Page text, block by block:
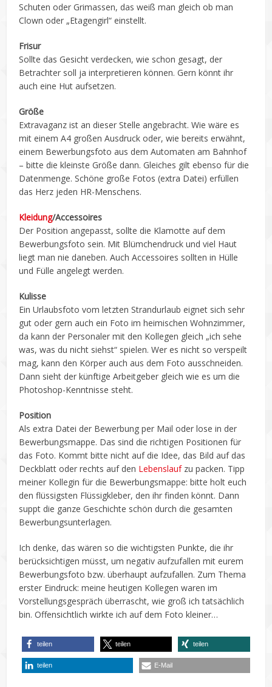
Schuten oder Grimassen, das weiß man gleich ob man
Clown oder „Etagengirl“ einstellt.
Frisur
Sollte das Gesicht verdecken, wie schon gesagt, der
Betrachter soll ja interpretieren können. Gern könnt ihr
auch eine Hut aufsetzen.
Größe
Extravaganz ist an dieser Stelle angebracht. Wie wäre es
mit einem A4 großen Ausdruck oder, wie bereits erwähnt,
einem Bewerbungsfoto aus dem Automaten am Bahnhof
– bitte die kleinste Größe dann. Gleiches gilt ebenso für die
Datenmenge. Schöne große Fotos (extra Datei) erfüllen
das Herz jeden HR-Menschens.
Kleidung/Accessoires
Der Position angepasst, sollte die Klamotte auf dem
Bewerbungsfoto sein. Mit Blümchendruck und viel Haut
liegt man nie daneben. Auch Accessoires sollten in Hülle
und Fülle angelegt werden.
Kulisse
Ein Urlaubsfoto vom letzten Strandurlaub eignet sich sehr
gut oder gern auch ein Foto im heimischen Wohnzimmer,
da kann der Personaler mit den Kollegen gleich „ich sehe
was, was du nicht siehst“ spielen. Wer es nicht so verspeilt
mag, kann den Körper auch aus dem Foto ausschneiden.
Dann sieht der künftige Arbeitgeber gleich wie es um die
Photoshop-Kenntnisse steht.
Position
Als extra Datei der Bewerbung per Mail oder lose in der
Bewerbungsmappe. Das sind die richtigen Positionen für
das Foto. Kommt bitte nicht auf die Idee, das Bild auf das
Deckblatt oder rechts auf den Lebenslaufzu packen. Tipp
meiner Kollegin für die Bewerbungsmappe: bitte holt euch
den flüssigsten Flüssigkleber, den ihr finden könnt. Dann
suppt die ganze Geschichte schön durch die gesamten
Bewerbungsunterlagen.
Ich denke, das wären so die wichtigsten Punkte, die ihr
berücksichtigen müsst, um negativ aufzufallen mit eurem
Bewerbungsfoto bzw. überhaupt aufzufallen. Zum Thema
erster Eindruck: meine heutigen Kollegen waren im
Vorstellungsgespräch überrascht, wie groß ich tatsächlich
bin. Offensichtlich wirkte ich auf dem Foto kleiner…
teilen teilen teilen
teilen E-Mail